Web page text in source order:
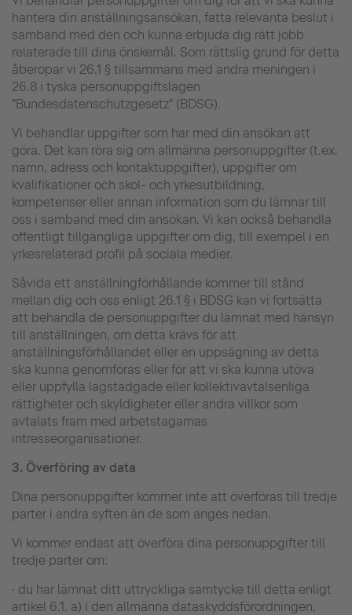
hantera din anställningsansökan, fatta relevanta beslut i
samband med den och kunna erbjuda dig rätt jobb
relaterade till dina önskemål. Som rättslig grund för detta
åberopar vi 26.1 § tillsammans med andra meningen i
26.8 i tyska personuppgiftslagen
"Bundesdatenschutzgesetz" (BDSG).
Vi behandlar uppgifter som har med din ansökan att
göra. Det kan röra sig om allmänna personuppgifter (t.ex.
namn, adress och kontaktuppgifter), uppgifter om
kvalifikationer och skol- och yrkesutbildning,
kompetenser eller annan information som du lämnar till
oss i samband med din ansökan. Vi kan också behandla
offentligt tillgängliga uppgifter om dig, till exempel i en
yrkesrelaterad profil på sociala medier.
Såvida ett anställningförhållande kommer till stånd
mellan dig och oss enligt 26.1 § i BDSG kan vi fortsätta
att behandla de personuppgifter du lämnat med hänsyn
till anställningen, om detta krävs för att
anställningsförhållandet eller en uppsägning av detta
ska kunna genomföras eller för att vi ska kunna utöva
eller uppfylla lagstadgade eller kollektivavtalsenliga
rättigheter och skyldigheter eller andra villkor som
avtalats fram med arbetstagarnas
intresseorganisationer.
3. Överföring av data
Dina personuppgifter kommer inte att överföras till tredje
parter i andra syften än de som anges nedan.
Vi kommer endast att överföra dina personuppgifter till
tredje parter om:
· du har lämnat ditt uttryckliga samtycke till detta enligt
artikel 6.1. a) i den allmänna dataskyddsförordningen,